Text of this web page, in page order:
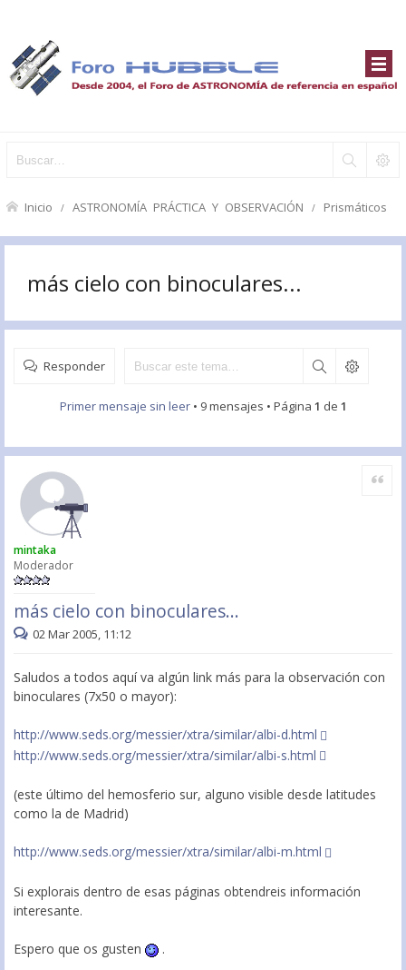
Inicio ASTRONOMÍA PRÁCTICA Y OBSERVACIÓN Prismáticos
más cielo con binoculares...
Responder
Primer mensaje sin leer• 9 mensajes • Página 1 de 1
mintaka
Moderador
más cielo con binoculares...
Citar
02 Mar 2005, 11:12
Saludos a todos aquí va algún link más para la observación con
binoculares (7x50 o mayor):
http://www.seds.org/messier/xtra/similar/albi-d.html
http://www.seds.org/messier/xtra/similar/albi-s.html
(este último del hemosferio sur, alguno visible desde latitudes
como la de Madrid)
http://www.seds.org/messier/xtra/similar/albi-m.html
Si explorais dentro de esas páginas obtendreis información
interesante.
Espero que os gusten .